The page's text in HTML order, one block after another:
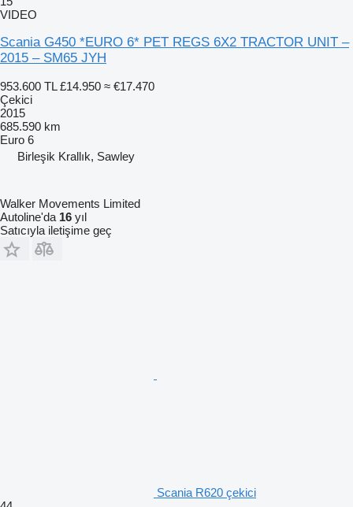
VIDEO
Scania G450 *EURO 6* PET REGS 6X2 TRACTOR UNIT –
2015 – SM65 JYH
953.600 TL £14.950 ≈ €17.470
Çekici
2015
685.590 km
Euro 6
Birleşik Krallık, Sawley
Walker Movements Limited
Autoline'da 16 yıl
Satıcıyla iletişime geç
Scania R620 çekici